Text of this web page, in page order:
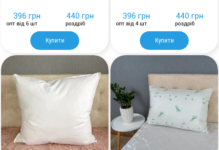
Купити
396 грн
опт від 6 шт
440 грн
роздріб
Купити
396 грн
опт від 4 шт
440 грн
роздріб